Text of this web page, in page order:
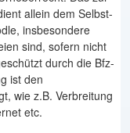
allein dem Selbst-
insbesondere
sind, sofern nicht
durch die Bfz-
ist den
wie z.B. Verbreitung
etc.